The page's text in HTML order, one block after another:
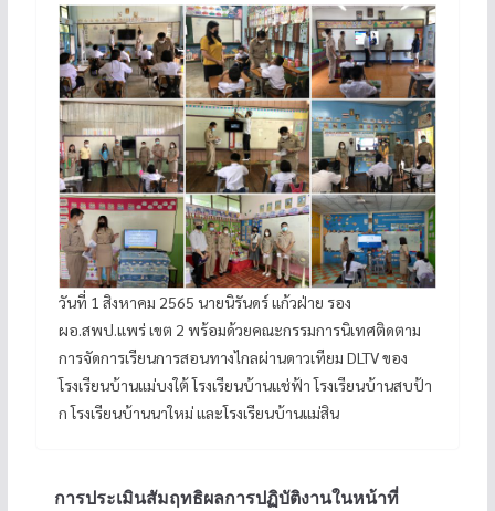
วันที่ 1 สิงหาคม 2565 นายนิรันดร์ แก้วฝ่าย รอง
ผอ.สพป.แพร่ เขต 2 พร้อมด้วยคณะกรรมการนิเทศติดตาม
การจัดการเรียนการสอนทางไกลผ่านดาวเทียม DLTV ของ
โรงเรียนบ้านแม่บงใต้ โรงเรียนบ้านแช่ฟ้า โรงเรียนบ้านสบป้า
ก โรงเรียนบ้านนาใหม่ และโรงเรียนบ้านแม่สิน
การประเมินสัมฤทธิผลการปฏิบัติงานในหน้าที่